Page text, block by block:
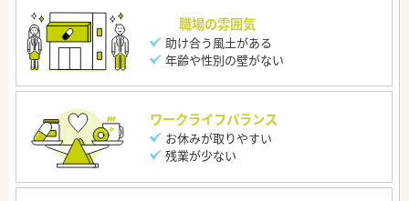
職場の雰囲気
助け合う風土がある
年齢や性別の壁がない
ワークライフバランス
お休みが取りやすい
残業が少ない